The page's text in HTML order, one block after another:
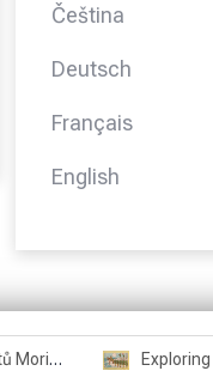
Čeština
Deutsch
Français
English
Seznam studentů Moriheie Ueshiby